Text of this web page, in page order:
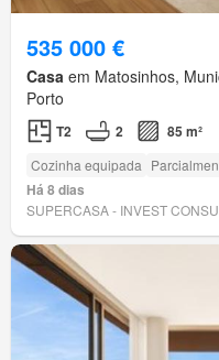
535 000 €
Casa em Matosinhos,
Porto
T2 2 85 m²
Cozinha equipada
Há 8 dias
SUPERCASA - INVEST